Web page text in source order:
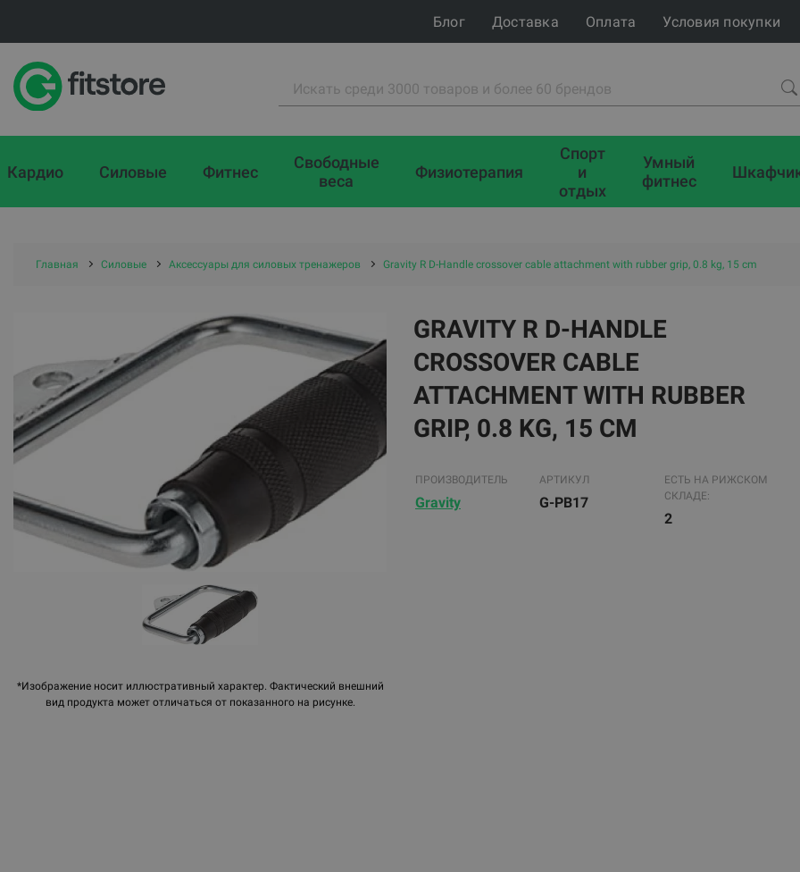
Блог Доставка Оплата Условия покупки
Кардио Силовые Фитнес
Свободные
веса
Физиотерапия
Спорт
и
отдых
Умный
фитнес
Главная Силовые Аксессуары для силовых тренажеров Gravity R D-Handle crossover cable attachment with rubber grip, 0.8 kg, 15 cm
*Изображение носит иллюстративный характер. Фактический внешний
вид продукта может отличаться от показанного на рисунке.
GRAVITY R D-HANDLE
CROSSOVER CABLE
ATTACHMENT WITH RUBBER
GRIP, 0.8 KG, 15 CM
ПРОИЗВОДИТЕЛЬ
Gravity
АРТИКУЛ
G-PB17
ЕСТЬ НА РИЖСКОМ
СКЛАДЕ:
2